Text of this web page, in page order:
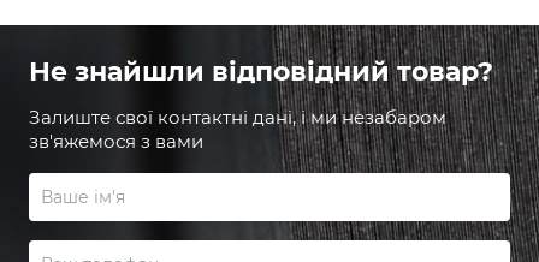
Не знайшли відповідний товар?
Залиште свої контактні дані, і ми незабаром
зв'яжемося з вами